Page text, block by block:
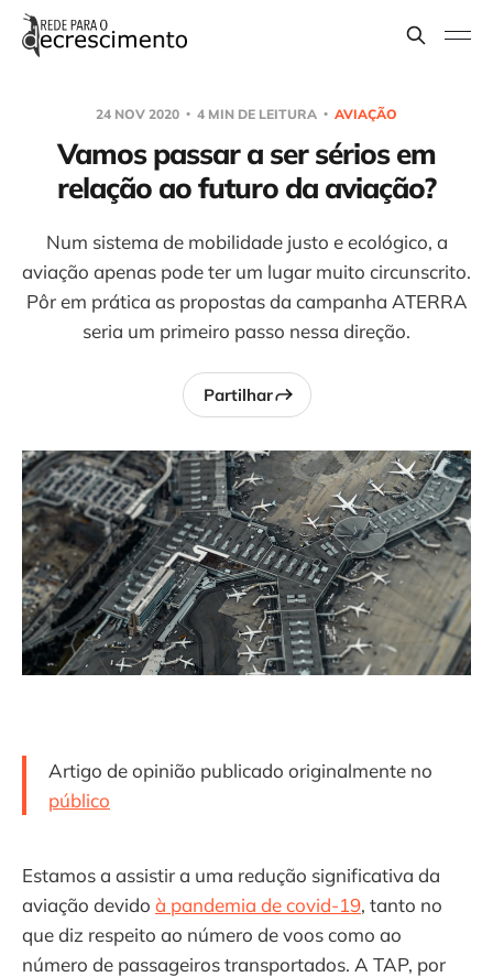
24 NOV 2020 4 MIN DE LEITURA AVIAÇÃO
Vamos passar a ser sérios em
relação ao futuro da aviação?
Num sistema de mobilidade justo e ecológico, a
aviação apenas pode ter um lugar muito circunscrito.
Pôr em prática as propostas da campanha ATERRA
seria um primeiro passo nessa direção.
Partilhar
Artigo de opinião publicado originalmente no
público
Estamos a assistir a uma redução significativa da
aviação devido à pandemia de covid-19, tanto no
que diz respeito ao número de voos como ao
número de passageiros transportados. A TAP, por